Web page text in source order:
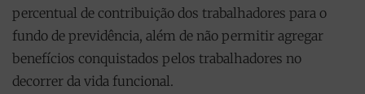
percentual de contribuição dos trabalhadores para o
fundo de previdência, além de não permitir agregar
benefícios conquistados pelos trabalhadores no
decorrer da vida funcional.